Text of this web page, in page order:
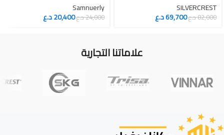
SILVERCREST
82,000د.ع69,700د.ع
Samnuerly
24,000د.ع20,400د.ع
علاماتنا التجارية